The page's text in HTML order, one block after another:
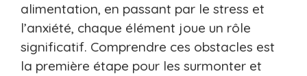
alimentation, en passant par le stress et
l’anxiété, chaque élément joue un rôle
significatif. Comprendre ces obstacles est
la première étape pour les surmonter et